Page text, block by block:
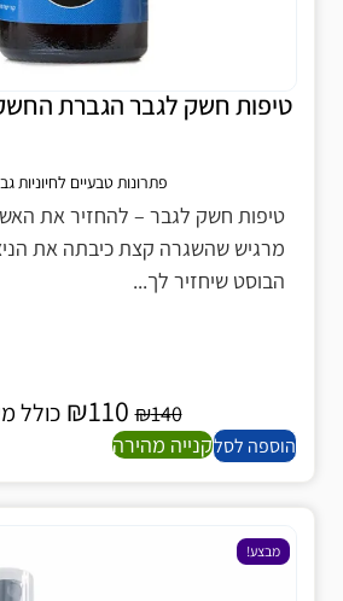
טיפות חשק לגבר הגברת
פתרונות טבעיים לחיוניות
טיפות חשק לגבר – להחזיר את
מרגיש שהשגרה קצת כיבתה את
הבוסט שיחזיר לך...
₪140
₪110 כולל
הוספה לסלקנייה מהירה
מבצע!